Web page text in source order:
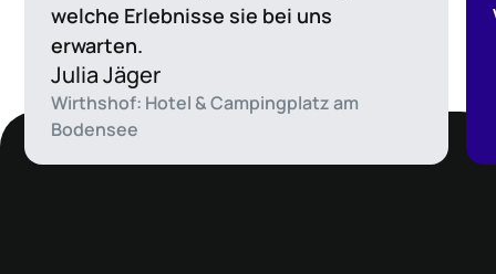
welche Erlebnisse sie bei uns
erwarten.
Julia Jäger
Wirthshof: Hotel & Campingplatz am
Bodensee